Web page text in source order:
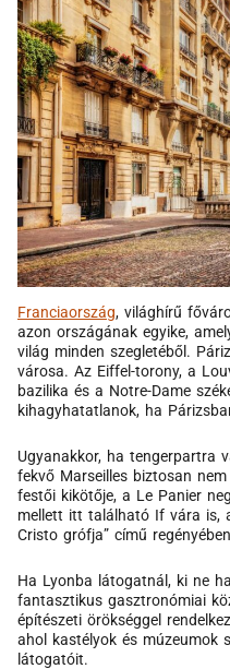
Franciaország, világhírű
azon országának egyike,
világ minden szegletéből.
városa. Az Eiffel-torony, a
bazilika és a Notre-Dame
kihagyhatatlanok, ha
Ugyanakkor, ha tengerpartra
fekvő Marseilles biztosan
festői kikötője, a Le Panier
mellett itt található If vára is,
Cristo grófja” című
Ha Lyonba látogatnál, ki ne
fantasztikus gasztronómiai
építészeti örökséggel
ahol kastélyok és múzeumok
látogatóit.